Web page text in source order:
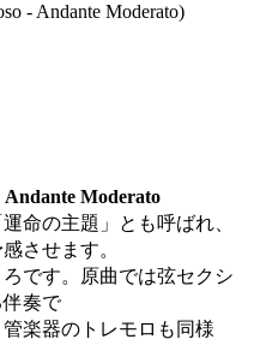
- Andante Moderato)
Moderato
命の主題」とも呼ばれ、
させます。
です。原曲では弦セクシ
奏で
楽器のトレモロも同様